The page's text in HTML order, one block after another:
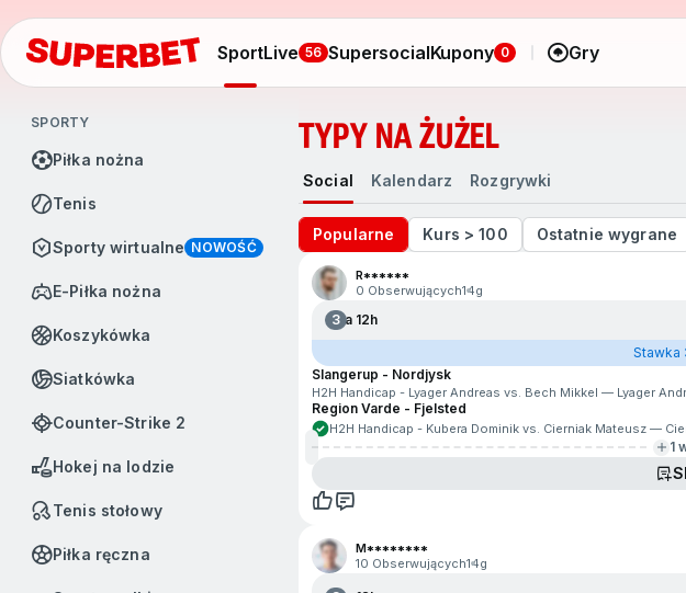
Sport Live 56 Supersocial Kupony 0 Gry
SPORTY
Piłka nożna
Tenis
Sporty wirtualne NOWOŚĆ
e-Piłka nożna
Koszykówka
Siatkówka
Counter-Strike 2
Hokej na lodzie
Tenis stołowy
Piłka ręczna
TYPY NA ŻUŻEL
Social Kalendarz Rozgrywki
Popularne Kurs > 100 Ostatnie wygrane
R******
0 Obserwujących14g
3Za 12h
Stawka
Slangerup - Nordjysk
H2H Handicap - Lyager Andreas vs. Bech Mikkel — Lyager
Region Varde - Fjelsted
H2H Handicap - Kubera Dominik vs. Cierniak Mateusz —
1
M********
10 Obserwujących14g